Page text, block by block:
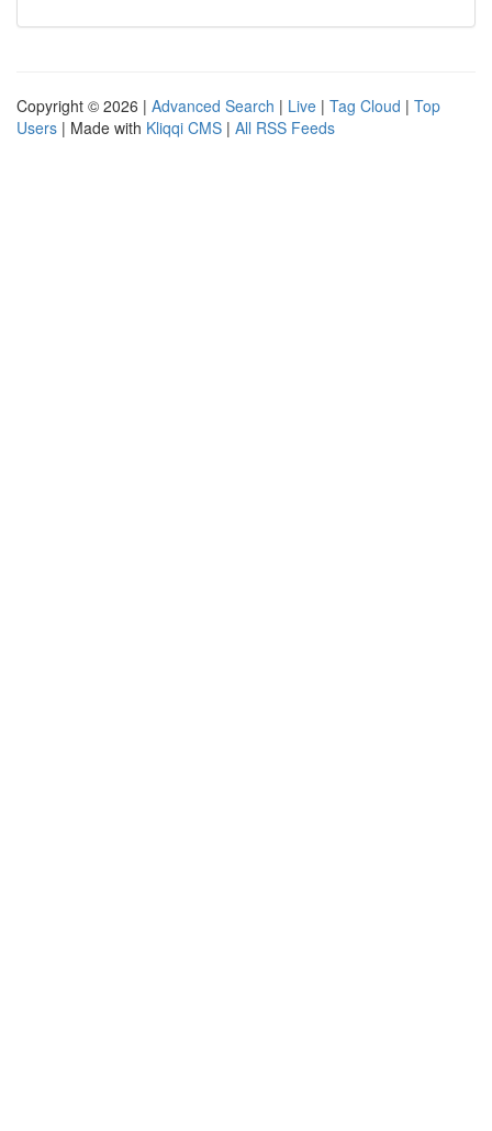
Copyright © 2026 | Advanced Search | Live | Tag Cloud | Top
Users | Made with Kliqqi CMS | All RSS Feeds